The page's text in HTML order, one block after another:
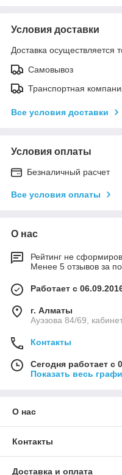
Условия доставки
Доставка осуществляется
Самовывоз
Транспортная
Все условия доставки
Условия оплаты
Безналичный расчет
Все условия оплаты
О нас
Рейтинг не
Менее 5 отзывов за
Работает с
г. Алматы
Ауэзова 84/69,
Контакты
Сегодня работает с
Показать весь
О нас
Контакты
Доставка и оплата